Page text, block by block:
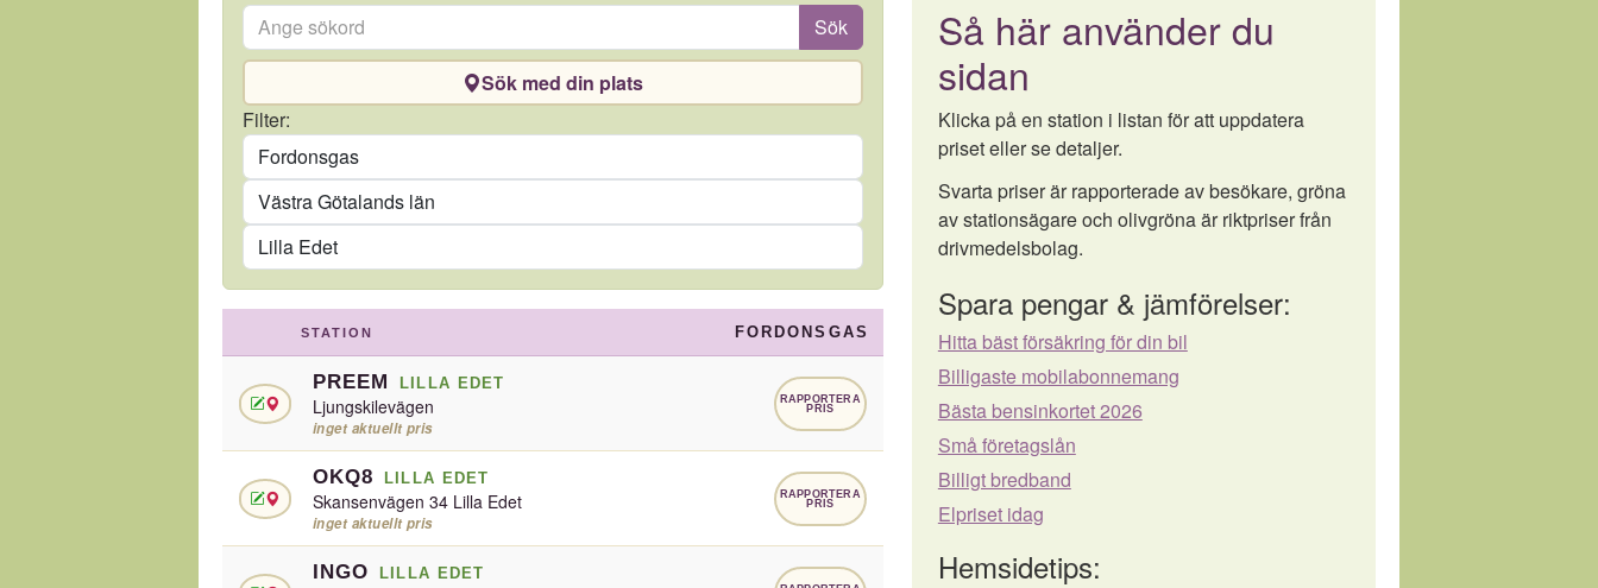
Ange sökord Sök
Sök med din plats
Filter:
Län
Kommun
STATION FORDONSGAS
PREEM LILLA EDET
Ljungskilevägen
inget aktuellt pris
RAPPORTERA
PRIS
OKQ8 LILLA EDET
Skansenvägen 34 Lilla Edet
inget aktuellt pris
RAPPORTERA
PRIS
INGO LILLA EDET
Så här använder du
sidan
Klicka på en station i listan för att uppdatera
priset eller se detaljer.
Svarta priser är rapporterade av besökare, gröna
av stationsägare och olivgröna är riktpriser från
drivmedelsbolag.
Spara pengar & jämförelser:
Hitta bäst försäkring för din bil
Billigaste mobilabonnemang
Bästa bensinkortet 2026
Små företagslån
Billigt bredband
Elpriset idag
Hemsidetips: